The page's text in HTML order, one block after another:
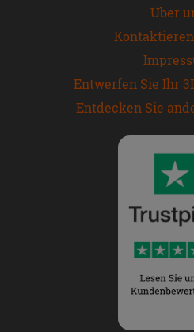
Über
Entwerfen Sie Ihr
Entdecken Sie